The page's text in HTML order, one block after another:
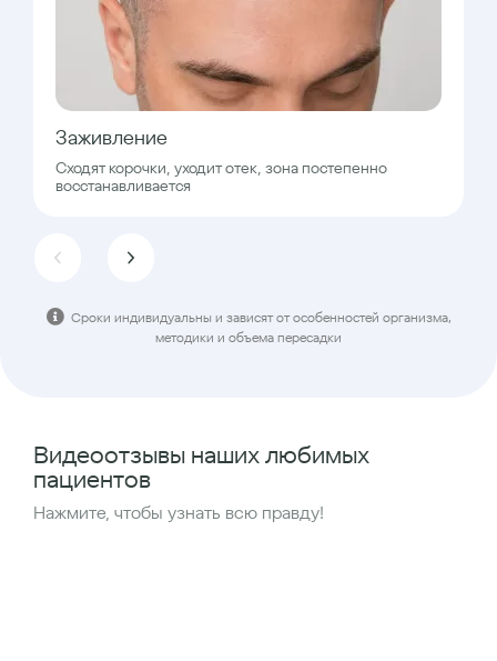
Заживление
Сходят корочки, уходит отек, зона постепенно
восстанавливается
Сроки индивидуальны и зависят от особенностей организма,
методики и объема пересадки
Видеоотзывы наших любимых
пациентов
Нажмите, чтобы узнать всю правду!